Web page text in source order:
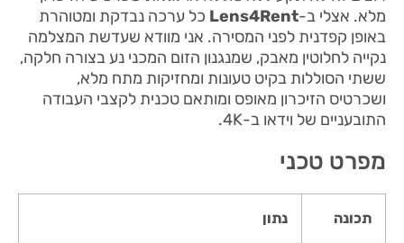
מלא. אצלי ב-Lens4Rent כל ערכה נבדקת ומטוהרת
באופן קפדנית לפני המסירה. אני מוודא שעדשת המצלמה
נקייה לחלוטין מאבק, שמנגנון הזום המכני נע בצורה חלקה,
ששתי הסוללות בקיט טעונות ומחזיקות מתח מלא,
ושכרטיס הזיכרון מאופס ומותאם טכנית לקצבי העבודה
התובעניים של וידאו ב-4K.
מפרט טכני
תכונה נתון